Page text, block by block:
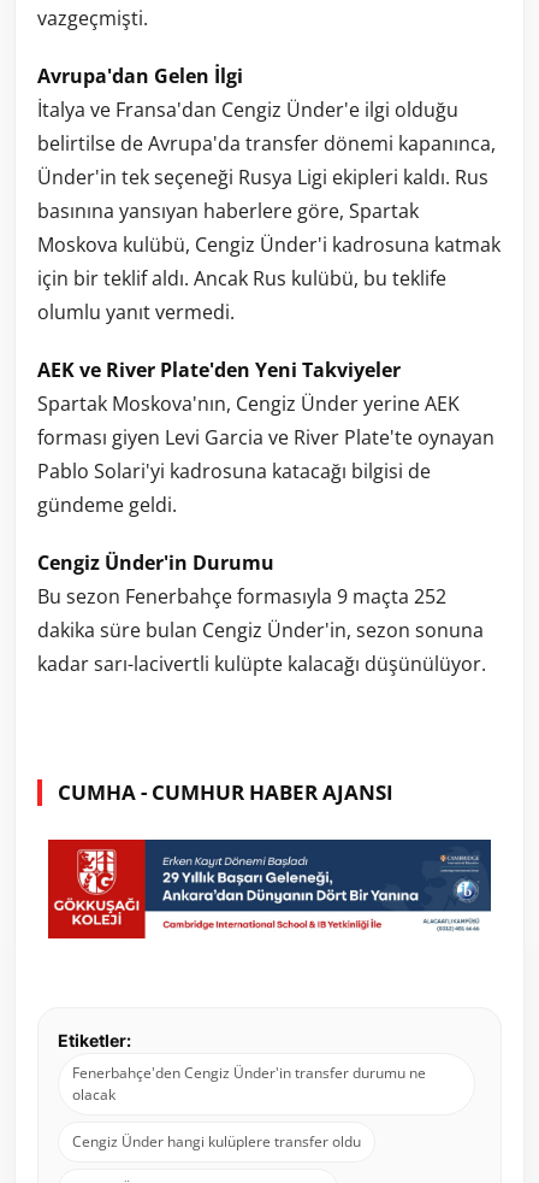
vazgeçmişti.
Avrupa'dan Gelen İlgi
İtalya ve Fransa'dan Cengiz Ünder'e ilgi olduğu
belirtilse de Avrupa'da transfer dönemi kapanınca,
Ünder'in tek seçeneği Rusya Ligi ekipleri kaldı. Rus
basınına yansıyan haberlere göre, Spartak
Moskova kulübü, Cengiz Ünder'i kadrosuna katmak
için bir teklif aldı. Ancak Rus kulübü, bu teklife
olumlu yanıt vermedi.
AEK ve River Plate'den Yeni Takviyeler
Spartak Moskova'nın, Cengiz Ünder yerine AEK
forması giyen Levi Garcia ve River Plate'te oynayan
Pablo Solari'yi kadrosuna katacağı bilgisi de
gündeme geldi.
Cengiz Ünder'in Durumu
Bu sezon Fenerbahçe formasıyla 9 maçta 252
dakika süre bulan Cengiz Ünder'in, sezon sonuna
kadar sarı-lacivertli kulüpte kalacağı düşünülüyor.
CUMHA - CUMHUR HABER AJANSI
Etiketler:
Fenerbahçe'den Cengiz Ünder'in transfer durumu ne
olacak
Cengiz Ünder hangi kulüplere transfer oldu